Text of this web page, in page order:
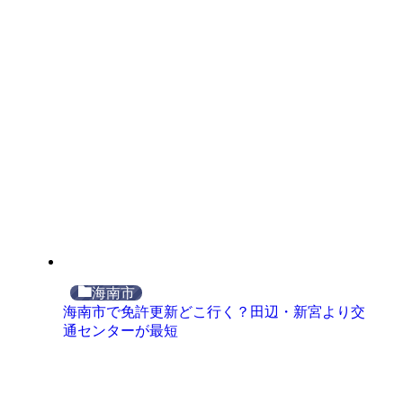
海南市
海南市で免許更新どこ行く？田辺・新宮より交
通センターが最短